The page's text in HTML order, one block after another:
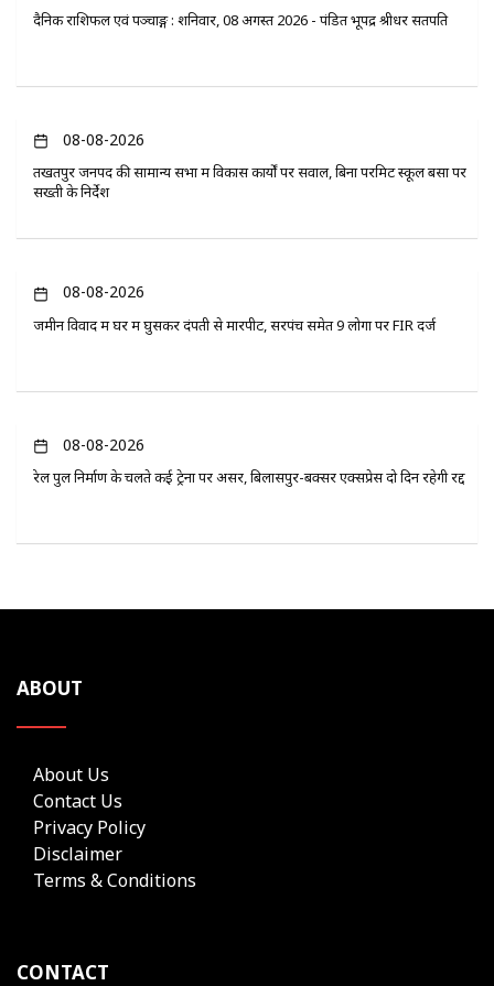
दैनिक राशिफल एवं पञ्चाङ्ग : शनिवार, 08 अगस्त 2026 - पंडित भूपेंद्र श्रीधर सतपति
08-08-2026
तखतपुर जनपद की सामान्य सभा में विकास कार्यों पर सवाल, बिना परमिट स्कूल बसों पर
सख्ती के निर्देश
08-08-2026
जमीन विवाद में घर में घुसकर दंपती से मारपीट, सरपंच समेत 9 लोगों पर FIR दर्ज
08-08-2026
रेल पुल निर्माण के चलते कई ट्रेनों पर असर, बिलासपुर-बक्सर एक्सप्रेस दो दिन रहेगी रद्द
ABOUT
About Us
Contact Us
Privacy Policy
Disclaimer
Terms & Conditions
CONTACT